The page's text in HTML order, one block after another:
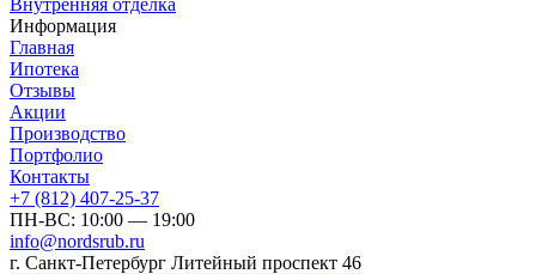
Внутренняя отделка
Информация
Главная
Ипотека
Отзывы
Акции
Производство
Портфолио
Контакты
+7 (812) 407-25-37
ПН-ВС: 10:00 — 19:00
info@nordsrub.ru
г. Санкт-Петербург Литейный проспект 46